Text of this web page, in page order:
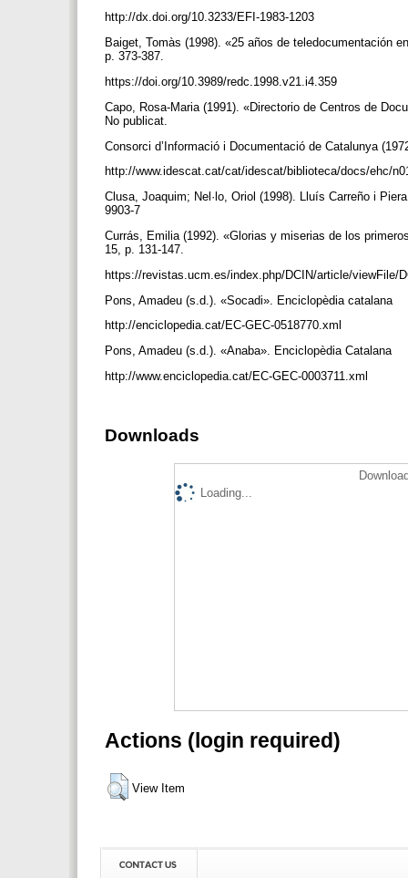
http://dx.doi.org/10.3233/EFI-1983-1203
Baiget, Tomàs (1998). «25 años de teledocumentación
p. 373-387.
https://doi.org/10.3989/redc.1998.v21.i4.359
Capo, Rosa-Maria (1991). «Directorio de Centros de
No publicat.
Consorci d’Informació i Documentació de Catalunya
http://www.idescat.cat/cat/idescat/biblioteca/docs/ehc/
Clusa, Joaquim; Nel·lo, Oriol (1998). Lluís Carreño i
9903-7
Currás, Emilia (1992). «Glorias y miserias de los
15, p. 131-147.
https://revistas.ucm.es/index.php/DCIN/article/viewFile/
Pons, Amadeu (s.d.). «Socadi». Enciclopèdia catalana
http://enciclopedia.cat/EC-GEC-0518770.xml
Pons, Amadeu (s.d.). «Anaba». Enciclopèdia Catalana
http://www.enciclopedia.cat/EC-GEC-0003711.xml
Downloads
Loading...
Actions (login required)
View Item